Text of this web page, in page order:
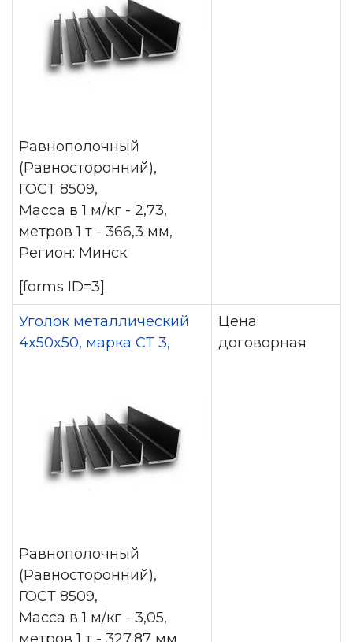
Равнополочный
(Равносторонний),
ГОСТ 8509,
Масса в 1 м/кг - 2,73,
метров 1 т - 366,3 мм,
Регион: Минск
[forms ID=3]
Уголок металлический
4x50x50, марка СТ 3,
Равнополочный
(Равносторонний),
ГОСТ 8509,
Масса в 1 м/кг - 3,05,
Цена
договорная